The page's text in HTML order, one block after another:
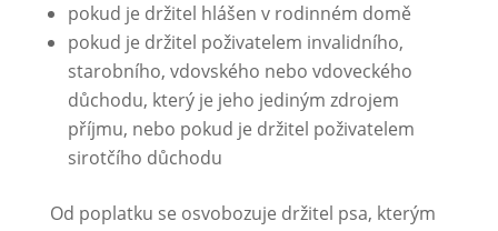
pokud je držitel hlášen v rodinném domě
pokud je držitel poživatelem invalidního,
starobního, vdovského nebo vdoveckého
důchodu, který je jeho jediným zdrojem
příjmu, nebo pokud je držitel poživatelem
sirotčího důchodu
Od poplatku se osvobozuje držitel psa, kterým